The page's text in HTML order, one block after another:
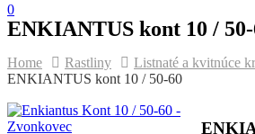
0
ENKIANTUS kont 10 / 50-
Home Rastliny
Listnaté a kvitnúce
ENKIANTUS kont 10 / 50-60